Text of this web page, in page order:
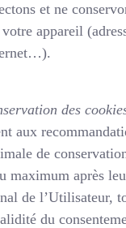
et ne
appareil
des
aux
de
maximum après
de l’Utilisateur,
du